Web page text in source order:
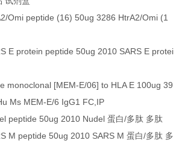
Omi peptide (16) 50ug 3286 HtrA2/Omi (1
E protein peptide 50ug 2010 SARS E protei
monoclonal [MEM-E/06] to HLA E 100ug 39
Ms MEM-E/6 IgG1 FC,IP
peptide 50ug 2010 Nudel 蛋白/多肽 多肽
M peptide 50ug 2010 SARS M 蛋白/多肽 多